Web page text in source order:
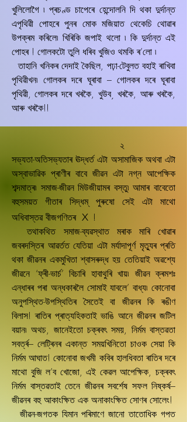
খুলিলোগৈ ৷ প্ৰচণ্ড চাপেৰে হেন্দোলনি দি থকা দুৰ্দান্ত
এপৃথিৱী পোহৰে পুনৰ মোক মজিয়াত থেকেচি থোৱাৰ
উপক্ৰম কৰিলে৷ খিৰিকি জপাই থলো ৷ কি দুৰ্দান্ত এই
পোহৰ ! গোলকটো তুলি ধৰিব খুজিও থমকি ৰ’লো ৷
তাহানি খনিকৰ দেদাই কৈছিল, পঢ়া-টেবুলত বহাই ৰাখিবা
পৃথিৱীখন৷ গোলকৰ দৰে ঘূৰাবা – গোলকৰ দৰে ঘূৰাবা
পৃথিৱী, গোলকৰ দৰে খৰকৈ, খুউব¸ খৰকৈ, আৰু খৰকৈ,
আৰু খৰকৈ!!
২
সভ্যতা-অতিসভ্যতাৰ ঊদ্ধৰ্ত এটা অসামাজিক অথবা এটা
অস্বাভাৱিক প্ৰাণীৰ বাবে জীৱন এটা নগ্ন আপেক্ষিক
শব্দমাত্ৰ৷ সমাজ-জীৱন মিউজীয়ামৰ বস্তু৷ আমাৰ বাবেতো
বহুসময়ত গীতাৰ সিদ্ধম্‌ পুৰুষো সেই এটা মাথো
অধিবাস্তৱ বীজগণিতৰ x !
তথাকথিত সমাজ-ব্যৱস্থাত মৰাক মাৰি খোৱাৰ
জবৰদস্তিৰ আৱৰ্তত যেতিয়া এটা মৰ্যাদাপূৰ্ণ মৃতু্যৰ প্ৰতি
থকা জীৱনৰ একমুখিতা শ্বাসৰুদ্ধ হয় তেতিয়াই অৱশ্যে
জীৱনে ‘ফ্ৰী-ভাৰ্চ’ বিচাৰি হাবাথুৰি খায়৷ জীৱন ক্ৰমশঃ
এন্ধাৰৰ পৰা অন্ধকাৰলৈ সোমাই যাবলে’ বাধ্য৷ কোনোবা
অনুপস্থিত-উপস্থিতিৰ সৈতেই বা জীৱনৰ কি ৰঙীণ
বিলাস! ৰাতিৰ প্ৰাত্যহিকতাই ভাঙি আনে জীৱনৰ জটিল
বয়ান৷ অথচ, জানেইতো চক্ৰবৎ সময়, নিৰ্মম বাস্তৱতা
সবৰ্ত্ৰ– লেট্ৰিনৰ একান্ত সময়খিনিতো চাওক সেয়া কি
নিৰ্মম আঘাত! কোনোবা জখমী কবিৰ হালধিবতা ৰাতিৰ দৰে
মাথো বুজি ল’ব খোজো, এই কেৱল আপেক্ষিক, চক্ৰবৎ
নিৰ্মম বাস্তৱতাই তেনে জীৱনৰ সবৰ্শেষ সফল নিষ্কৰ্ষ–
জীৱনৰ বহু আকাংক্ষিত এক অনাকাংক্ষিত সোণৰ সোলেং!
জীৱন-জগতক যিমান পৰিমাণে জানো তাতোধিক গপত